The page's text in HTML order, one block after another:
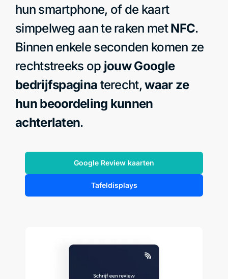
hun smartphone, of de kaart
simpelweg aan te raken metNFC.
Binnen enkele seconden komen ze
rechtstreeks op jouw Google
bedrijfspagina terecht,waar ze
hun beoordeling kunnen
achterlaten.
Google Review kaarten
Tafeldisplays